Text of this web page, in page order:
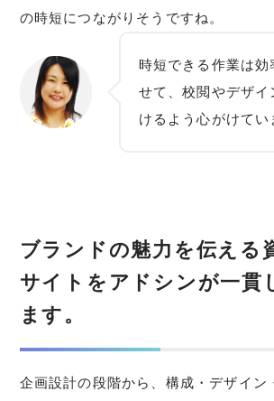
の時短につながりそうですね。
時短できる作業は効
せて、校閲やデザイ
けるよう心がけてい
ブランドの魅力を伝える
サイトをアドシンが一貫
ます。
企画設計の段階から、構成・デザイン